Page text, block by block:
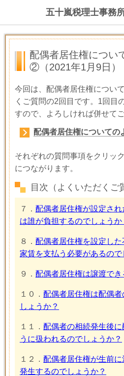
五十嵐税理士事務
配偶者居住権につい
② （2021年1月9日）
今回は、配偶者居住権につい
くご質問の2回目です。 1回目
すので、よろしければ併せて
配偶者居住権について
それぞれの質問事項をクリッ
につながります。
目次（よくいただくご
７． 配偶者居住権が設定さ
は誰が負担するのでしょうか
８． 配偶者居住権を設定し
家賃を支払う必要があるので
９． 配偶者居住権は譲渡でき
１０． 配偶者居住権は配偶
しょうか？
１１． 配偶者の相続発生後
うに扱われるのでしょうか？
１２． 配偶者居住権が生前
発生するのでしょうか？